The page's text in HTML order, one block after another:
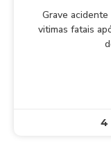
Grave
vitimas fatais
4